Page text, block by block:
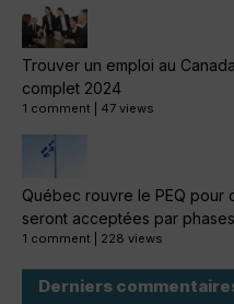
Trouver un emploi au
complet 2024
1 comment 47 views
Québec rouvre le PEQ pour
seront acceptées par phases
1 comment 228 views
Derniers